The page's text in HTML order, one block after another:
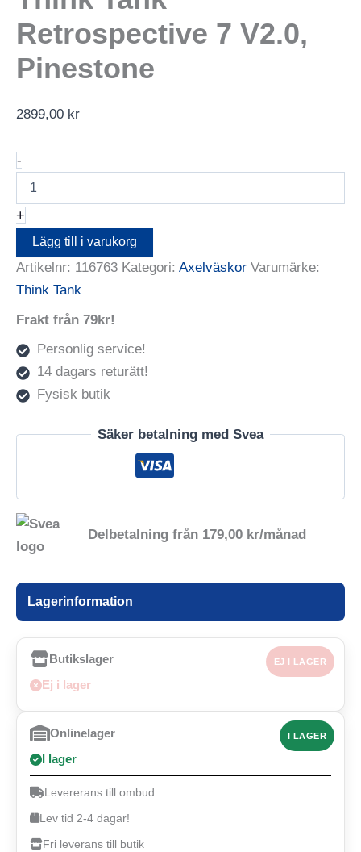
Retrospective 7 V2.0,
Pinestone
2899,00 kr
-Think
Tank
Retrospective
7
V2.0,
Pinestone
mängd
+
Lägg till i varukorg
Artikelnr: 116763 Kategori: Axelväskor Varumärke:
Think Tank
Frakt från 79kr!
Personlig service!
14 dagars returätt!
Fysisk butik
Säker betalning med Svea
Delbetalning från 179,00 kr/månad
Lagerinformation
Butikslager EJ I LAGER
Ej i lager
Onlinelager I LAGER
I lager
Levererans till ombud
Lev tid 2-4 dagar!
Fri leverans till butik